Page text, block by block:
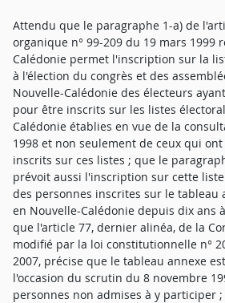
Attendu que le paragraphe 1-a) de
organique n° 99-209 du 19 mars 1999
Calédonie permet l'inscription sur la
à l'élection du congrès et des
Nouvelle-Calédonie des électeurs
pour être inscrits sur les listes
Calédonie établies en vue de la
1998 et non seulement de ceux qui
inscrits sur ces listes ; que le
prévoit aussi l'inscription sur cette
des personnes inscrites sur le tableau
en Nouvelle-Calédonie depuis dix ans
que l'article 77, dernier alinéa, de la
modifié par la loi constitutionnelle n°
2007, précise que le tableau annexe
l'occasion du scrutin du 8 novembre
personnes non admises à y participer ;